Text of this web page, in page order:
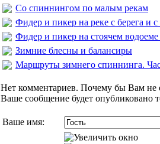
Со спиннингом по малым рекам
Фидер и пикер на реке с берега и с
Фидер и пикер на стоячем водоеме
Зимние блесны и балансиры
Маршруты зимнего спиннинга.
Нет комментариев. Почему бы Вам не
Ваше сообщение будет опубликовано
Ваше имя: